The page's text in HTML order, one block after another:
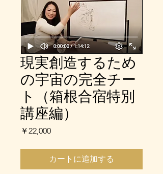
現実創造するため
の宇宙の完全チー
ト（箱根合宿特別
講座編）
￥22,000価
カートに追加する